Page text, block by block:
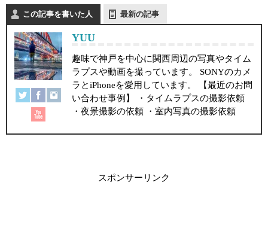
この記事を書いた人 最新の記事
YUU
趣味で神戸を中心に関西周辺の写真やタイム
ラプスや動画を撮っています。 SONYのカメ
ラとiPhoneを愛用しています。 【最近のお問
い合わせ事例】 ・タイムラプスの撮影依頼
・夜景撮影の依頼 ・室内写真の撮影依頼
スポンサーリンク